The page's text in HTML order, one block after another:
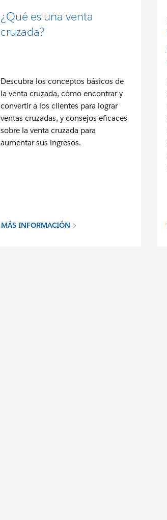
¿Qué es una venta
cruzada?
Descubra los conceptos básicos de
la venta cruzada, cómo encontrar y
convertir a los clientes para lograr
ventas cruzadas, y consejos eficaces
sobre la venta cruzada para
aumentar sus ingresos.
MÁS INFORMACIÓN